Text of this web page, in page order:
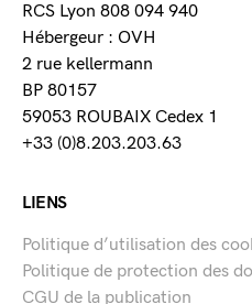
RCS Lyon 808 094 940
Hébergeur : OVH
2 rue kellermann
BP 80157
59053 ROUBAIX Cedex 1
+33 (0)8.203.203.63
LIENS
Politique d’utilisation des
Politique de protection des
CGU de la publication